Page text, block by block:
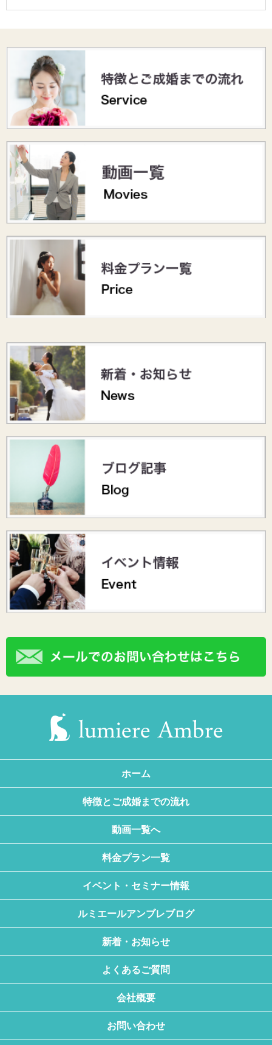
ホーム
特徴とご成婚までの流れ
動画一覧へ
料金プラン一覧
イベント・セミナー情報
ルミエールアンブレブログ
新着・お知らせ
よくあるご質問
会社概要
お問い合わせ